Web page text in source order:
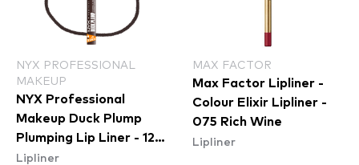
NYX PROFESSIONAL
MAKEUP
NYX Professional
Makeup Duck Plump
Plumping Lip Liner - 12
Double Dose
Lipliner
MAX FACTOR
Max Factor Lipliner -
Colour Elixir Lipliner -
075 Rich Wine
Lipliner